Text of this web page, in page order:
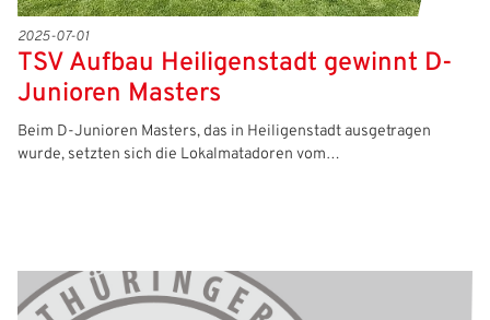
2025-07-01
TSV Aufbau Heiligenstadt gewinnt D-
Junioren Masters
Beim D-Junioren Masters, das in Heiligenstadt ausgetragen
wurde, setzten sich die Lokalmatadoren vom…